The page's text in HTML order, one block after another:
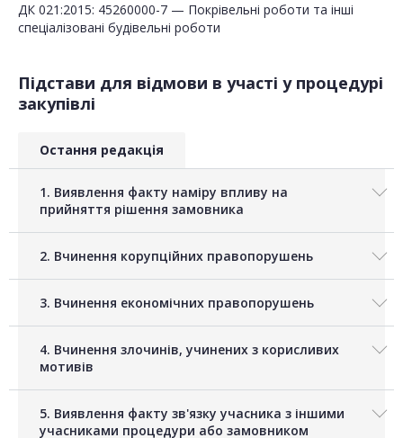
ДК 021:2015: 45260000-7 — Покрівельні роботи та інші
спеціалізовані будівельні роботи
Підстави для відмови в участі у процедурі
закупівлі
Остання редакція
1. Виявлення факту наміру впливу на
прийняття рішення замовника
2. Вчинення корупційних правопорушень
3. Вчинення економічних правопорушень
4. Вчинення злочинів, учинених з корисливих
мотивів
5. Виявлення факту зв'язку учасника з іншими
учасниками процедури або замовником